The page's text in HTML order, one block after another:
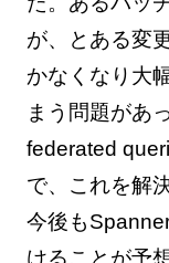
が、とある変
かなくなり大
まう問題があ
federated
で、これを解
今後も
けることが予